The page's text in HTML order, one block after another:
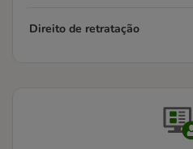
Direito de retratação